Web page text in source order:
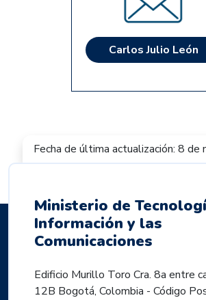
Carlos Julio León
Fecha de última actualización: 8 de
Ministerio de
Información y las
Comunicaciones
Edificio Murillo Toro Cra. 8a entre
12B Bogotá, Colombia - Código